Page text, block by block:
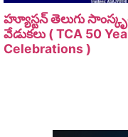
హ్యూస్టన్ తెలుగు
వేడుకలు ( TCA 50
Celebrations )